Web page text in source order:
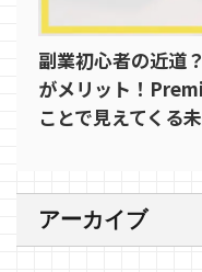
副業初心者の近道
がメリット！
ことで見えてくる
アーカイブ